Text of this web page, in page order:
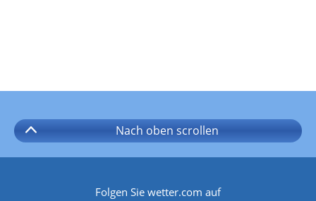
Nach oben scrollen
Folgen Sie wetter.com auf